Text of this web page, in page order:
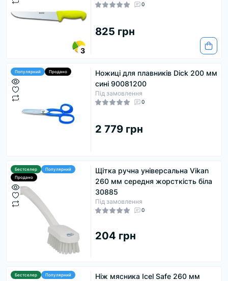
3
0
825 грн
Популярний Продано
Ножиці для плавників Dick 200 мм
сині 90081200
Під замовлення
0
2 779 грн
Бестселер
Популярний
Продано
Щітка ручна універсальна Vikan
260 мм середня жорсткість біла
30885
Під замовлення
0
204 грн
Бестселер Популярний
Ніж мясника Icel Safe 260 мм